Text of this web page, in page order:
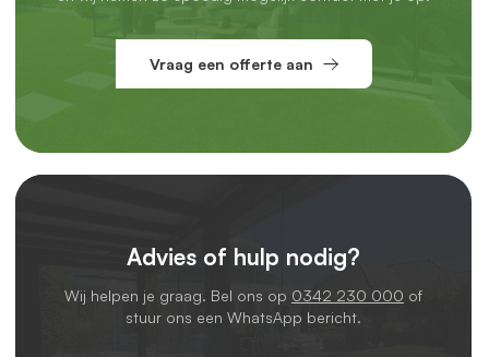
Vraag een offerte aan
Advies of hulp nodig?
Wij helpen je graag. Bel ons op 0342 230 000 of
stuur ons een WhatsApp bericht.